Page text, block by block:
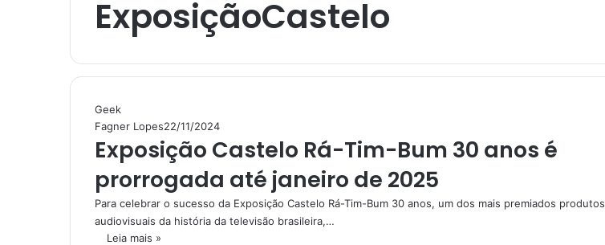
ExposiçãoCastelo
Geek
Fagner Lopes22/11/2024
Exposição Castelo Rá-Tim-Bum 30 anos é
prorrogada até janeiro de 2025
Para celebrar o sucesso da Exposição Castelo Rá-Tim-Bum 30 anos, um dos mais premiados produtos
audiovisuais da história da televisão brasileira,…
Leia mais »